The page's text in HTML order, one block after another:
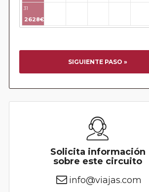
31
2628€
SIGUIENTE PASO »
Solicita información
sobre este circuito
info@viajas.com